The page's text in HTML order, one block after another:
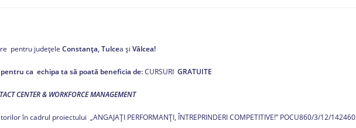
pentru județele Constanța, Tulcea și Vâlcea!
ca echipa ta să poată beneficia de:CURSURI GRATUITE
CENTER & WORKFORCE MANAGEMENT
în cadrul proiectului „ANGAJAȚI PERFORMANȚI, ÎNTREPRINDERI COMPETITIVE!” POCU860/3/12/142460